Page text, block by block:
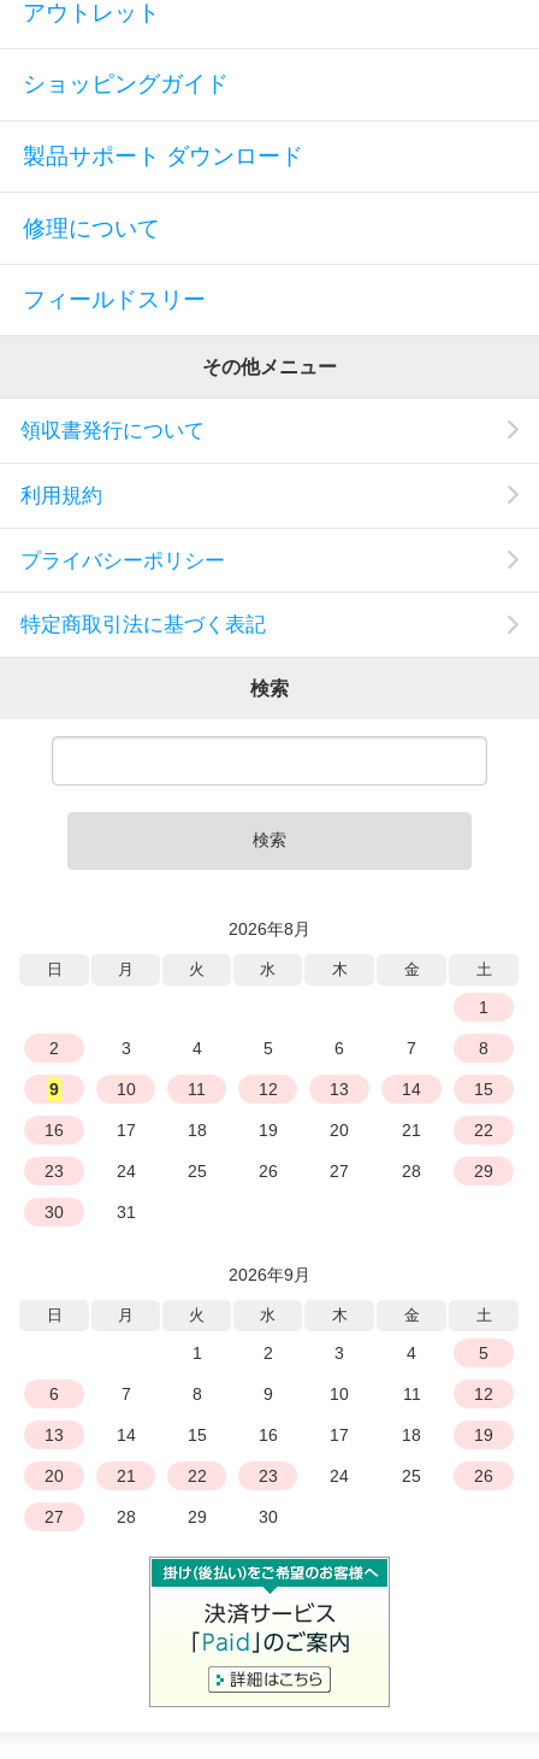
アウトレット
ショッピングガイド
製品サポート ダウンロード
修理について
フィールドスリー
その他メニュー
領収書発行について
利用規約
プライバシーポリシー
特定商取引法に基づく表記
検索
検索
2026年8月
日 月 火 水 木 金 土
1
2 3 4 5 6 7 8
9 10 11 12 13 14 15
16 17 18 19 20 21 22
23 24 25 26 27 28 29
30 31
2026年9月
日 月 火 水 木 金 土
1 2 3 4 5
6 7 8 9 10 11 12
13 14 15 16 17 18 19
20 21 22 23 24 25 26
27 28 29 30